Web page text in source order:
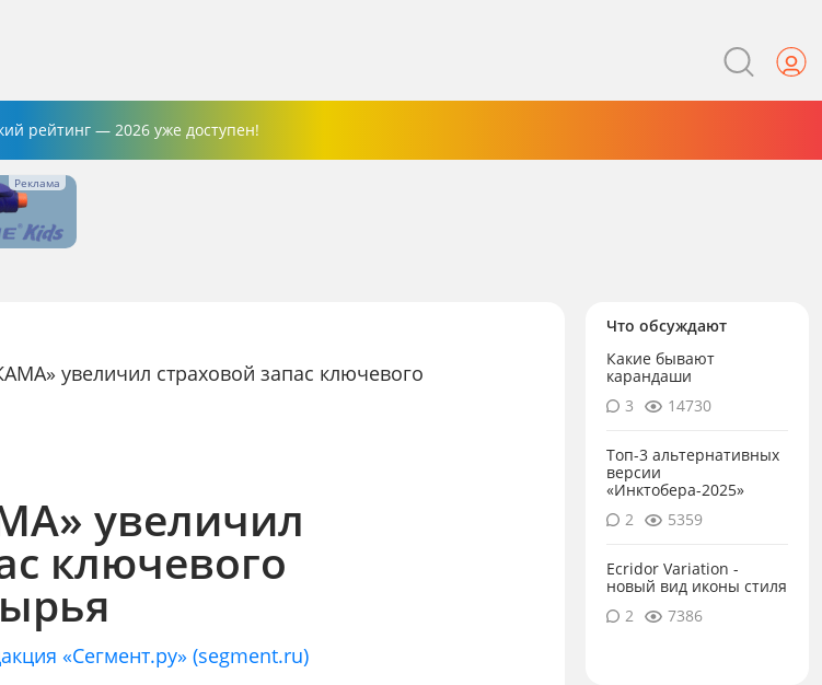
рейтинг — 2026 уже доступен!
увеличил страховой запас ключевого
увеличил
ключевого
«Сегмент.ру» (segment.ru)
Что обсуждают
Какие бывают
карандаши
3
14730
Топ-3 альтернативных
версии
«Инктобера-2025»
2
5359
Ecridor Variation -
новый вид иконы стиля
2
7386